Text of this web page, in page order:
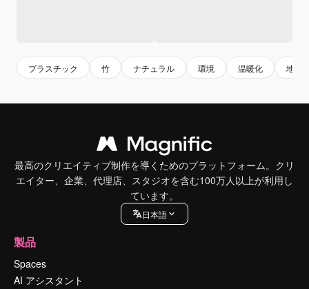
プラスチック 竹 ナチュラル 環境 温暖化 地球
最高のクリエイティブ制作を導くためのプラットフォーム。クリ
エイター、企業、代理店、スタジオを含む100万人以上が利用し
ています。
日本語
製品
Spaces
AI アシスタント